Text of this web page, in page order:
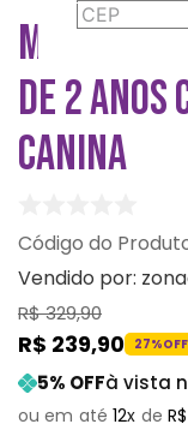
MACACÃO
DE 2 ANOS
CANINA
Vendido por:
R$329,90
R$ 239,90 27%OFF
5% OFFà vista
12 R$